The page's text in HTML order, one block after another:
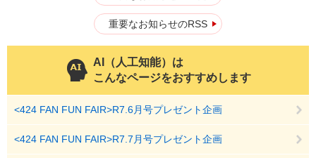
重要なお知らせのRSS
AI（人工知能）は
こんなページをおすすめします
<424 FAN FUN FAIR>R7.6月号プレゼント企画
<424 FAN FUN FAIR>R7.7月号プレゼント企画